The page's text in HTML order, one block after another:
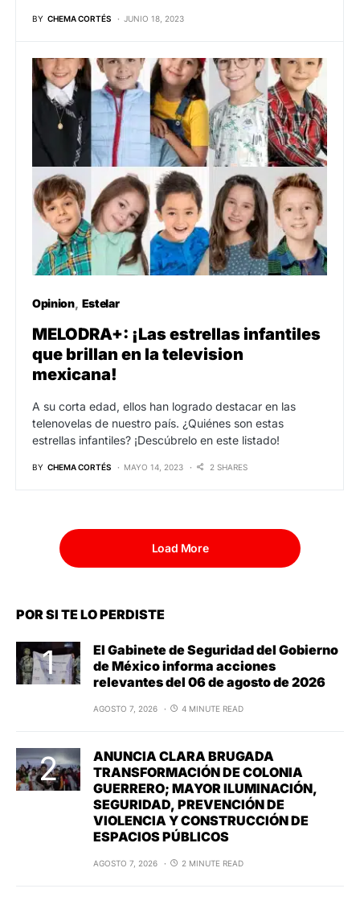
BY CHEMA CORTÉS JUNIO 18, 2023
Opinion Estelar
MELODRA+: ¡Las estrellas infantiles
que brillan en la television
mexicana!
A su corta edad, ellos han logrado destacar en las
telenovelas de nuestro país. ¿Quiénes son estas
estrellas infantiles? ¡Descúbrelo en este listado!
BY CHEMA CORTÉS MAYO 14, 2023 2 SHARES
Load More
POR SI TE LO PERDISTE
El Gabinete de Seguridad del Gobierno
de México informa acciones
relevantes del 06 de agosto de 2026
AGOSTO 7, 2026 4 MINUTE READ
ANUNCIA CLARA BRUGADA
TRANSFORMACIÓN DE COLONIA
GUERRERO; MAYOR ILUMINACIÓN,
SEGURIDAD, PREVENCIÓN DE
VIOLENCIA Y CONSTRUCCIÓN DE
ESPACIOS PÚBLICOS
AGOSTO 7, 2026 2 MINUTE READ